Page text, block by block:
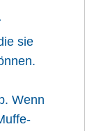
sie
Wenn